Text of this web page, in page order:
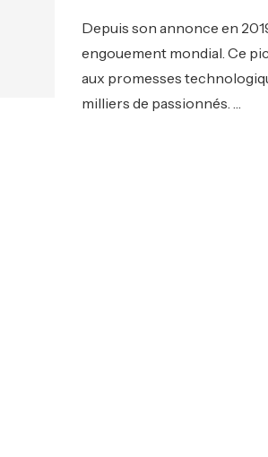
Depuis son annonce en
engouement mondial. Ce
aux promesses
milliers de passionnés. …